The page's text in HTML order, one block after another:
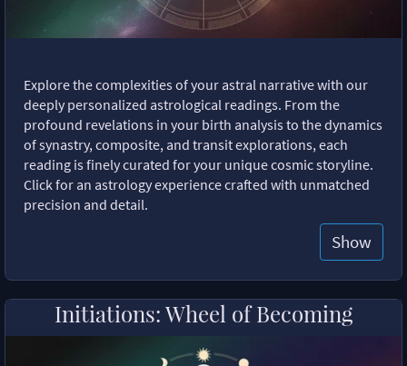
Explore the complexities of your astral narrative with our
deeply personalized astrological readings. From the
profound revelations in your birth analysis to the dynamics
of synastry, composite, and transit explorations, each
reading is finely curated for your unique cosmic storyline.
Click for an astrology experience crafted with unmatched
precision and detail.
Show
Initiations: Wheel of Becoming